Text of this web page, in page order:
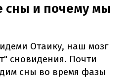
сны и почему мы
Отаику, наш мозг
сновидения. Почти
сны во время фазы